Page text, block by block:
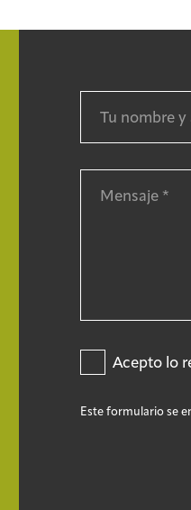
Acepto lo
Este formulario se